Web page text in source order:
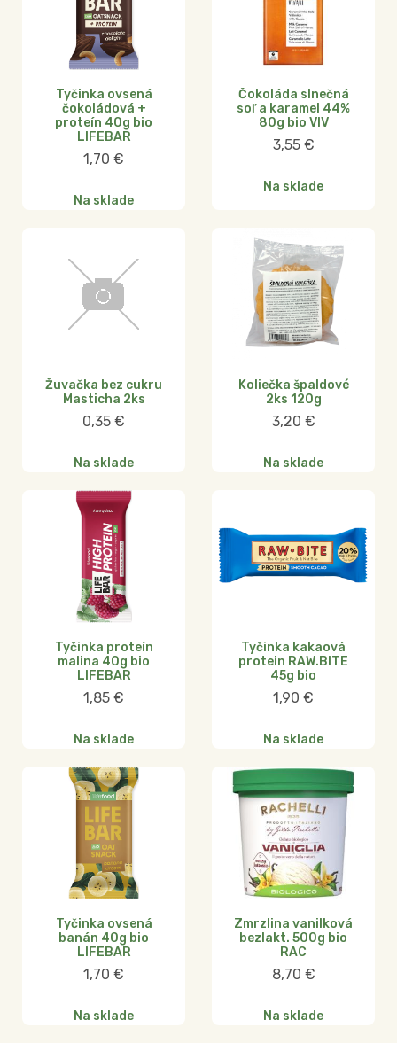
Tyčinka ovsená
čokoládová +
proteín 40g bio
LIFEBAR
1,70 €
Na sklade
Čokoláda slnečná
soľ a karamel 44%
80g bio VIV
3,55 €
Na sklade
Žuvačka bez cukru
Masticha 2ks
0,35 €
Na sklade
Koliečka špaldové
2ks 120g
3,20 €
Na sklade
Tyčinka proteín
malina 40g bio
LIFEBAR
1,85 €
Na sklade
Tyčinka kakaová
protein RAW.BITE
45g bio
1,90 €
Na sklade
Tyčinka ovsená
banán 40g bio
LIFEBAR
1,70 €
Na sklade
Zmrzlina vanilková
bezlakt. 500g bio
RAC
8,70 €
Na sklade